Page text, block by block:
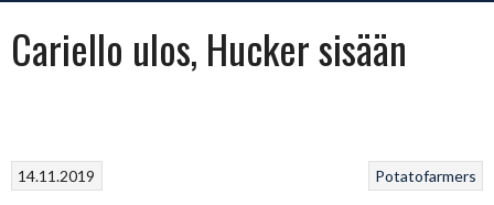
Cariello ulos, Hucker sisään
Potatofarmers
14.11.2019